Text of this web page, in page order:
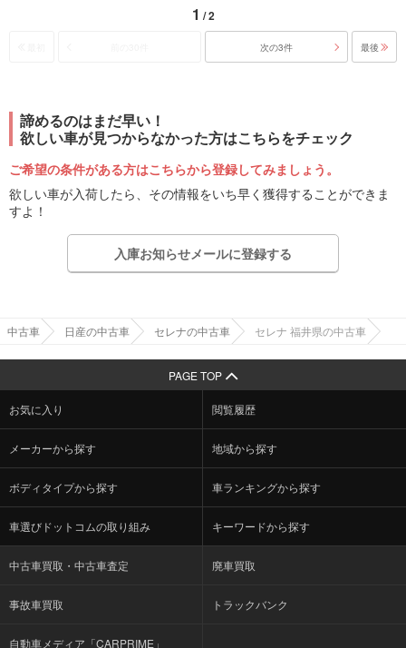
1 / 2
次の3件 最後
諦めるのはまだ早い！
欲しい車が見つからなかった方はこちらをチェック
ご希望の条件がある方はこちらから登録してみましょう。
欲しい車が入荷したら、その情報をいち早く獲得することができま
すよ！
入庫お知らせメールに登録する
中古車 日産の中古車 セレナの中古車 セレナ 福井県の中古車
PAGE TOP
お気に入り 閲覧履歴
メーカーから探す 地域から探す
ボディタイプから探す 車ランキングから探す
車選びドットコムの取り組み キーワードから探す
中古車買取・中古車査定 廃車買取
事故車買取 トラックバンク
自動車メディア「CARPRIME」